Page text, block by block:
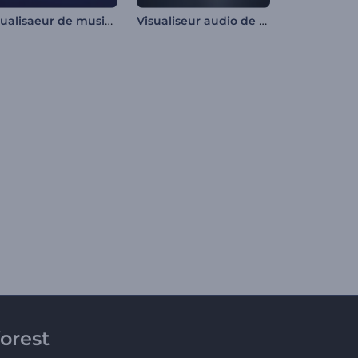
Visualisaeur de musique - Résonance sonore Visualiseur audio de podcast